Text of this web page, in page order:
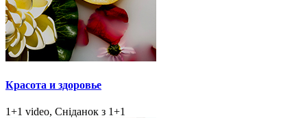
Красота и здоровье
1+1 video, Сніданок з 1+1